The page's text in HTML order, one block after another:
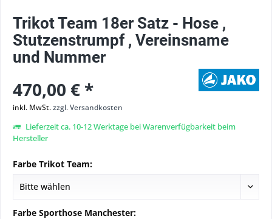
Trikot Team 18er Satz - Hose ,
Stutzenstrumpf , Vereinsname
und Nummer
470,00 € *
inkl. MwSt.zzgl. Versandkosten
Lieferzeit ca. 10-12 Werktage bei Warenverfügbarkeit beim
Hersteller
Farbe Trikot Team:
Farbe Sporthose Manchester: